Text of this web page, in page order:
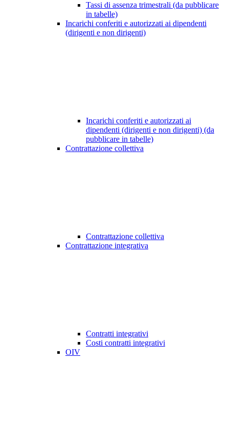
Tassi di assenza trimestrali (da pubblicare
in tabelle)
Incarichi conferiti e autorizzati ai dipendenti
(dirigenti e non dirigenti)
Incarichi conferiti e autorizzati ai
dipendenti (dirigenti e non dirigenti) (da
pubblicare in tabelle)
Contrattazione collettiva
Contrattazione collettiva
Contrattazione integrativa
Contratti integrativi
Costi contratti integrativi
OIV